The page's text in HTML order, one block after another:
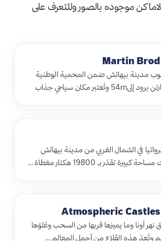
موجوده بالصور وللتعرف على
مدينة بيهاتش ضمن المحمية الوطنية
أونا ،يصل ارتفاع شلالات مارتن برود إلى54m وتُعتبر مكان سياحي جذاب
في الشمال الغربي من مدينة بيهاتش
تقدّر بـ 19800 هكتار مغطاة …
نهر أونا وما يميزها قربها من السحب وعُلوّها
وتُعدّ هذه القلاع من أجمل المعالم …